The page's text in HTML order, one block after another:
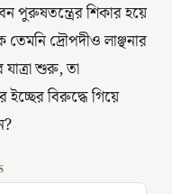
পুরুষতন্ত্রের শিকার হয়ে
দ্রৌপদীও লাঞ্ছনার
শুরু, তা
বিরুদ্ধে গিয়ে